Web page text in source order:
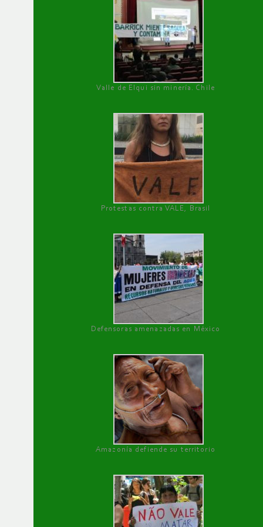
Valle de Elqui sin minería. Chile
Protestas contra VALE, Brasil
Defensoras amenazadas en México
Amazonía defiende su territorio